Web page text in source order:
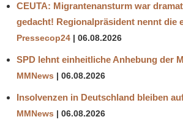
WHO
CEUTA: Migrantenansturm war
gedacht! Regionalpräsident nennt die
Pressecop24 06.08.2026
SPD lehnt einheitliche Anhebung der
MMNews 06.08.2026
Insolvenzen in Deutschland bleiben
MMNews 06.08.2026